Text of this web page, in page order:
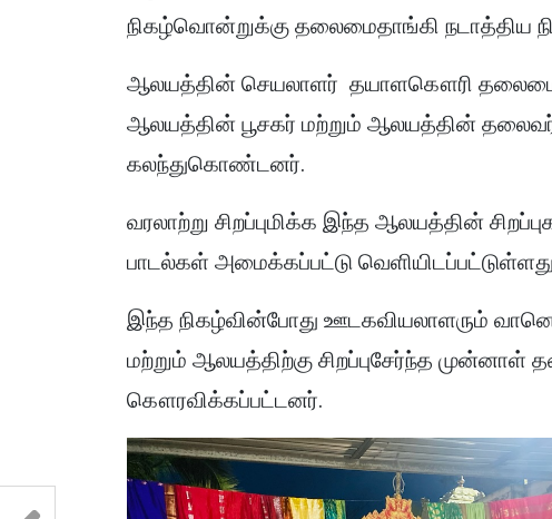
நிகழ்வொன்றுக்கு தலைமைதாங்கி நடாத்திய
ஆலயத்தின் செயலாளர் தயாளகௌரி
ஆலயத்தின் பூசகர் மற்றும் ஆலயத்தின்
கலந்துகொண்டனர்.
வரலாற்று சிறப்புமிக்க இந்த ஆலயத்தின்
பாடல்கள் அமைக்கப்பட்டு
இந்த நிகழ்வின்போது ஊடகவியலாளரும்
மற்றும் ஆலயத்திற்கு சிறப்புசேர்ந்த
கௌரவிக்கப்பட்டனர்.